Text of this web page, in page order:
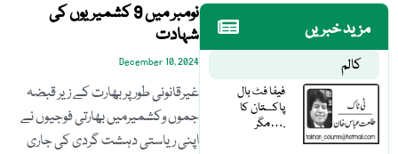
مزید خبریں
کالم
فیفا فٹ بال
پاکستان کا
مگر….
نومبر میں 9 کشمیریوں کی
شہادت
December 10, 2024
غیرقانونی طورپر بھارت کے زیر قبضہ
جموں وکشمیرمیں بھارتی فوجیوں نے
اپنی ریاستی دہشت گردی کی جاری